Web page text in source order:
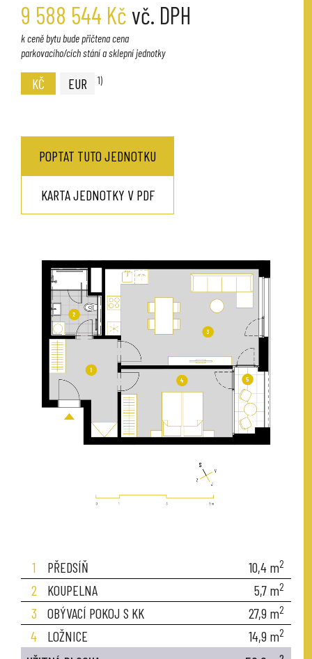
KČ EUR 1)
9 588 544 Kč vč. DPH
k ceně bytu bude přičtena cena
parkovacího/cích stání a sklepní jednotky
POPTAT TUTO JEDNOTKU
KARTA JEDNOTKY V PDF
1 PŘEDSÍŇ 10,4 m2
2 KOUPELNA 5,7 m2
3 OBÝVACÍ POKOJ S KK 27,9 m2
4 LOŽNICE 14,9 m2